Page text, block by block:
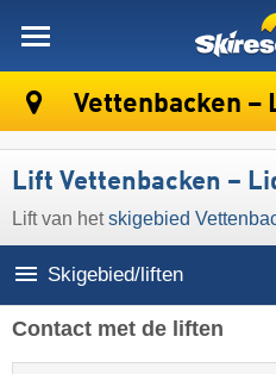
Vettenbacken –
Lift Vettenbacken –
Lift van hetskigebied
Skigebied/liften
Contact met de liften